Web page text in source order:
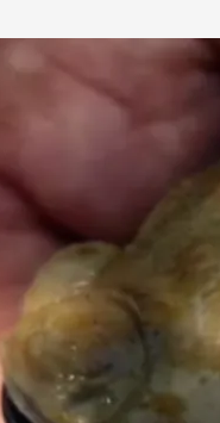
un estudio del sapo
glándulas
con propiedades
es que este
puede ser adictivo
de